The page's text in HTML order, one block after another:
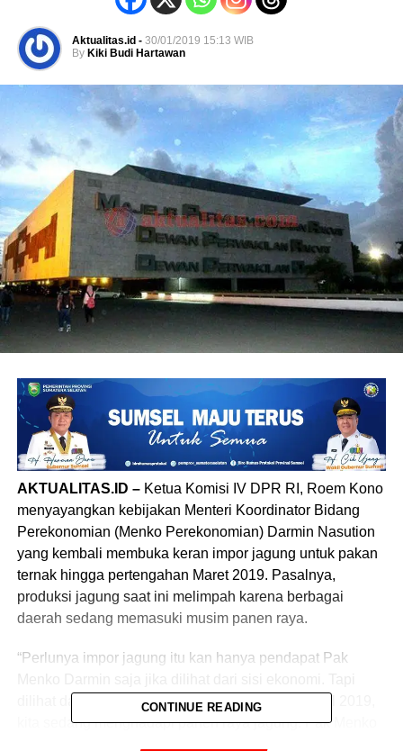
Aktualitas.id - 30/01/2019 15:13 WIB
By Kiki Budi Hartawan
AKTUALITAS.ID –Ketua Komisi IV DPR RI, Roem Kono
menyayangkan kebijakan Menteri Koordinator Bidang
Perekonomian (Menko Perekonomian) Darmin Nasution
yang kembali membuka keran impor jagung untuk pakan
ternak hingga pertengahan Maret 2019. Pasalnya,
produksi jagung saat ini melimpah karena berbagai
daerah sedang memasuki musim panen raya.
“Perlunya impor jagung itu kan hanya pendapat Pak
dilihat dari fakta lapangan tidak begitu, justru awal 2019,
kita sedang menghadapi panen raya jagung. Pak Menko
CONTINUE READING